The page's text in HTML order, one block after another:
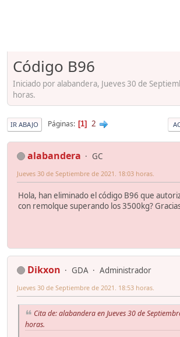
Código B96
Iniciado por alabandera, Jueves 30 de
horas.
IR ABAJO Páginas 1 2
alabandera GC
Jueves 30 de Septiembre de 2021. 18:03 horas.
Hola, han eliminado el código B96 que
con remolque superando los 3500kg?
Dikxon GDA
Administrador
Jueves 30 de Septiembre de 2021. 18:53 horas.
Cita de: alabandera en Jueves 30 de
horas.